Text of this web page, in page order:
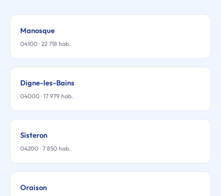
Manosque
04100 · 22 718 hab.
Digne-les-Bains
04000 · 17 979 hab.
Sisteron
04200 · 7 850 hab.
Oraison